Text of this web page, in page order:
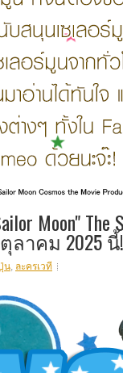
Moon" The
าคม 2025 นี้!
น, ละครเวที